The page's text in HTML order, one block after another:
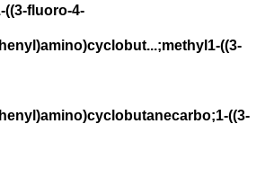
fluoro-4-
((3-
((3-